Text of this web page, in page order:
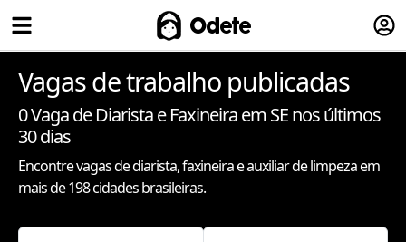
Odete
Vagas de trabalho publicadas
0Vaga de Diarista e Faxineiraem SE nos últimos
30 dias
Encontre vagas de diarista, faxineira e auxiliar de limpeza em
mais de 198 cidades brasileiras.